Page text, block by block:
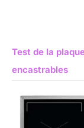
Test de la
encastrables